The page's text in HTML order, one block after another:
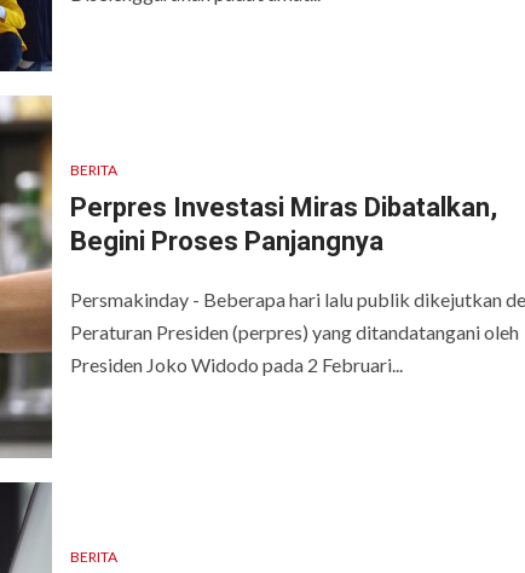
BERITA
Perpres Investasi Miras Dibatalkan,
Begini Proses Panjangnya
Persmakinday - Beberapa hari lalu publik dikejutkan
Peraturan Presiden (perpres) yang ditandatangani oleh
Presiden Joko Widodo pada 2 Februari...
BERITA